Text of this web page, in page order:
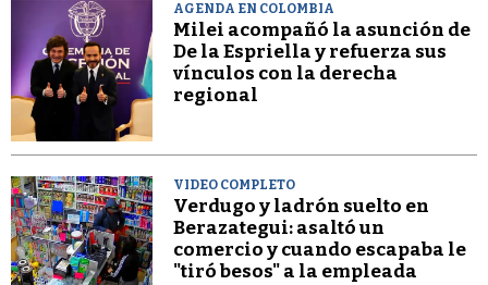
AGENDA EN COLOMBIA
Milei acompañó la asunción de
De la Espriella y refuerza sus
vínculos con la derecha
regional
VIDEO COMPLETO
Verdugo y ladrón suelto en
Berazategui: asaltó un
comercio y cuando escapaba le
"tiró besos" a la empleada